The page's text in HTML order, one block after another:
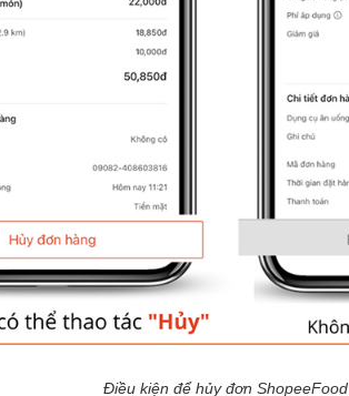
Điều kiện để hủy đơn ShopeeFood